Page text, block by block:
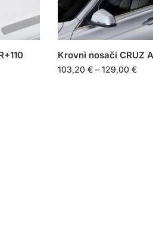
Krovni nosači CRUZ
103,20€ – 129,00€